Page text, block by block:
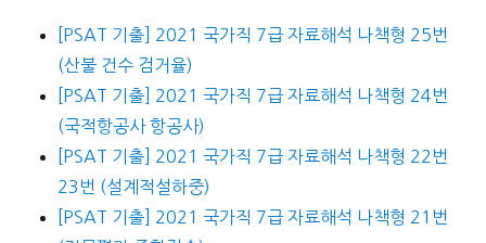
[PSAT 기출] 2021 국가직 7급 자료해석 나책형 25번
(산불 건수 검거율)
[PSAT 기출] 2021 국가직 7급 자료해석 나책형 24번
(국적항공사 항공사)
[PSAT 기출] 2021 국가직 7급 자료해석 나책형 22번
23번 (설계적설하중)
[PSAT 기출] 2021 국가직 7급 자료해석 나책형 21번